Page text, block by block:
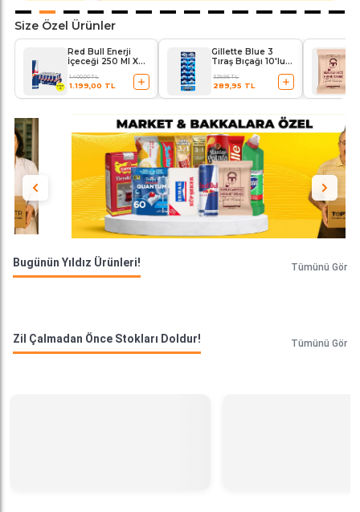
Size Özel Ürünler
Red Bull Enerji
İçeceği 250 Ml X
1.400,00 TL
1.199,00 TL
Gillette Blue 3
Tıraş Bıçağı 10'lu
Plus
329,95 TL
289,95 TL
Bugünün Yıldız Ürünleri! Tümünü Gör
Zil Çalmadan Önce Stokları Doldur! Tümünü Gör